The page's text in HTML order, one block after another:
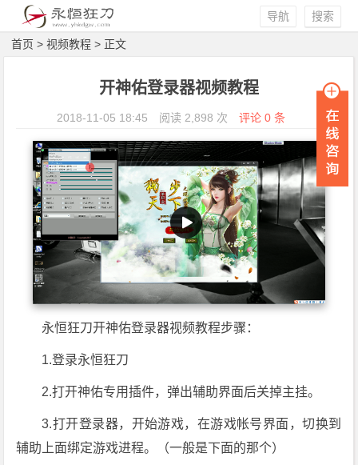
搜索
导航
首页 >视频教程 > 正文
开神佑登录器视频教程
2018-11-05 18:45 阅读 2,898 次 评论 0 条
永恒狂刀开神佑登录器视频教程步骤：
1.登录永恒狂刀
2.打开神佑专用插件，弹出辅助界面后关掉主挂。
3.打开登录器，开始游戏，在游戏帐号界面，切换到
辅助上面绑定游戏进程。（一般是下面的那个）